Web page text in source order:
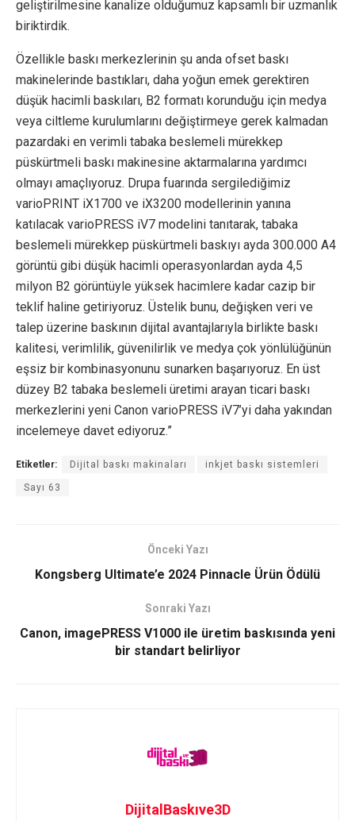
geliştirilmesine kanalize olduğumuz kapsamlı bir uzmanlık
biriktirdik.
Özellikle baskı merkezlerinin şu anda ofset baskı
makinelerinde bastıkları, daha yoğun emek gerektiren
düşük hacimli baskıları, B2 formatı korunduğu için medya
veya ciltleme kurulumlarını değiştirmeye gerek kalmadan
pazardaki en verimli tabaka beslemeli mürekkep
püskürtmeli baskı makinesine aktarmalarına yardımcı
olmayı amaçlıyoruz. Drupa fuarında sergilediğimiz
varioPRINT iX1700 ve iX3200 modellerinin yanına
katılacak varioPRESS iV7 modelini tanıtarak, tabaka
beslemeli mürekkep püskürtmeli baskıyı ayda 300.000 A4
görüntü gibi düşük hacimli operasyonlardan ayda 4,5
milyon B2 görüntüyle yüksek hacimlere kadar cazip bir
teklif haline getiriyoruz. Üstelik bunu, değişken veri ve
talep üzerine baskının dijital avantajlarıyla birlikte baskı
kalitesi, verimlilik, güvenilirlik ve medya çok yönlülüğünün
eşsiz bir kombinasyonunu sunarken başarıyoruz. En üst
düzey B2 tabaka beslemeli üretimi arayan ticari baskı
merkezlerini yeni Canon varioPRESS iV7’yi daha yakından
incelemeye davet ediyoruz.”
Etiketler: Dijital baskı makinaları inkjet baskı sistemleri
Sayı 63
Önceki Yazı
Kongsberg Ultimate’e 2024 Pinnacle Ürün Ödülü
Sonraki Yazı
Canon, imagePRESS V1000 ile üretim baskısında yeni
bir standart belirliyor
DijitalBaskıve3D